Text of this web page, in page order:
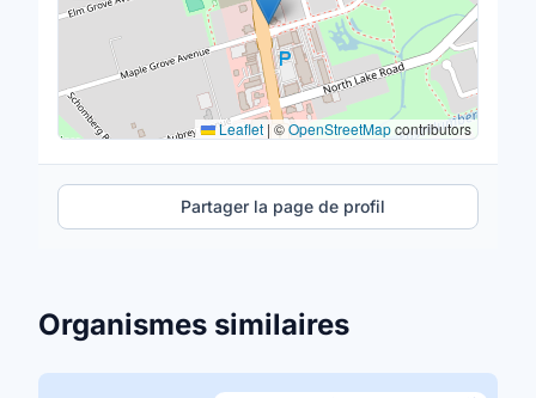
Leaflet | ©OpenStreetMapcontributors
Partager la page de profil
Organismes similaires